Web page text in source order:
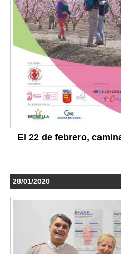
El 22 de febrero,
28/01/2020